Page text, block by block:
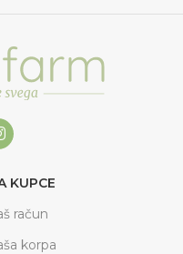
KUPCE
račun
korpa